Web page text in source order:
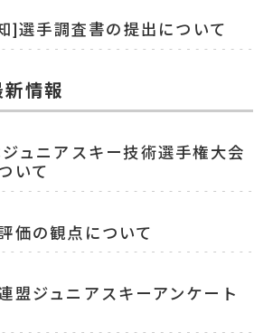
]選手調査書の提出について
情報
ュニアスキー技術選手権大会
いて
価の観点について
盟ジュニアスキーアンケート